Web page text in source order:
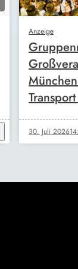
Anzeige
30. Juli 2026